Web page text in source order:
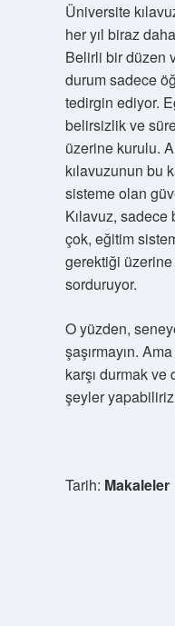
Üniversite
her yıl biraz
Belirli bir düzen
durum sadece
tedirgin ediyor.
belirsizlik ve
üzerine kurulu.
kılavuzunun bu
sisteme olan
Kılavuz, sadece
çok, eğitim
gerektiği
sorduruyor.
O yüzden,
şaşırmayın.
karşı durmak
şeyler
Tarih: Makaleler